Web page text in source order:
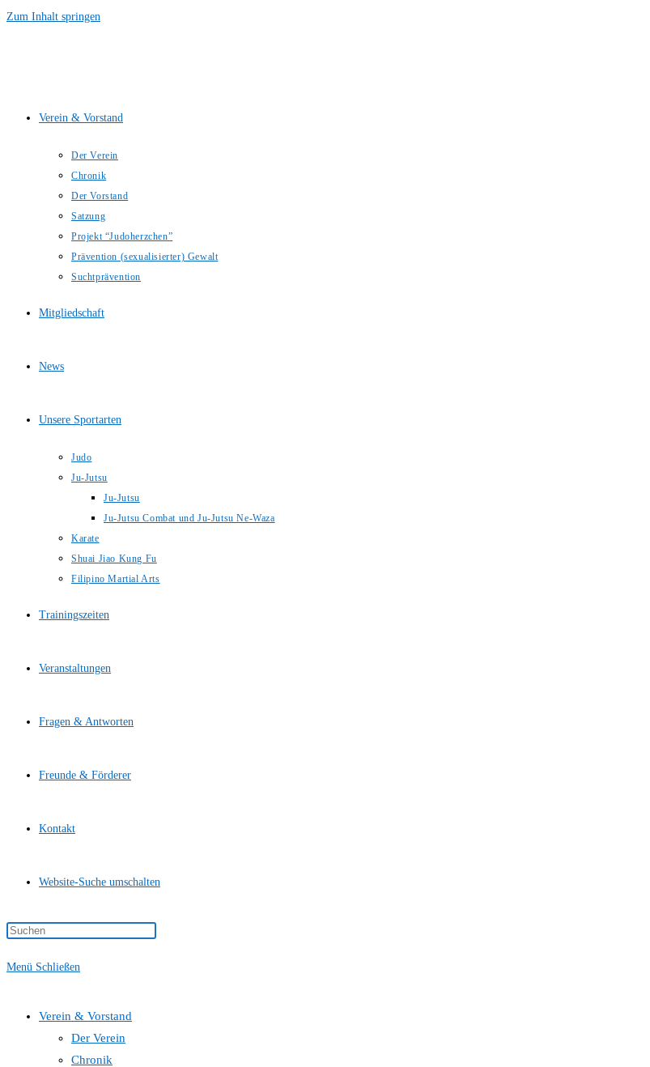
Zum Inhalt springen
Verein & Vorstand
Der Verein
Chronik
Der Vorstand
Satzung
Projekt “Judoherzchen”
Prävention (sexualisierter) Gewalt
Suchtprävention
Mitgliedschaft
News
Unsere Sportarten
Judo
Ju-Jutsu
Ju-Jutsu
Ju-Jutsu Combat und Ju-Jutsu Ne-Waza
Karate
Shuai Jiao Kung Fu
Filipino Martial Arts
Trainingszeiten
Veranstaltungen
Fragen & Antworten
Freunde & Förderer
Kontakt
Website-Suche umschalten
Menü Schließen
Verein & Vorstand
Der Verein
Chronik